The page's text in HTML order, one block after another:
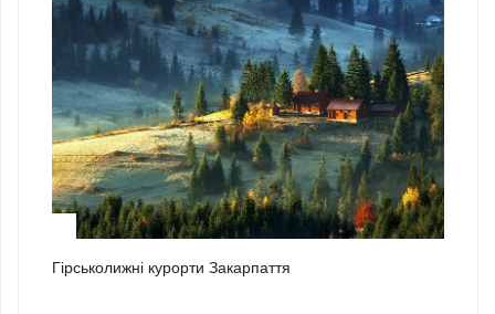
Гірськолижні курорти Закарпаття